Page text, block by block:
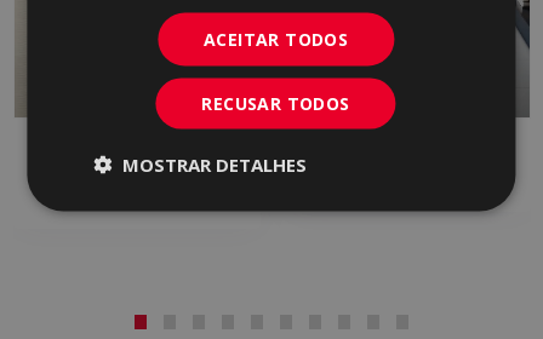
DANDY
RED BODY WALL TILE, PORCELAIN,
ACEITAR TODOS
RECUSAR TODOS
MOSTRAR DETALHES